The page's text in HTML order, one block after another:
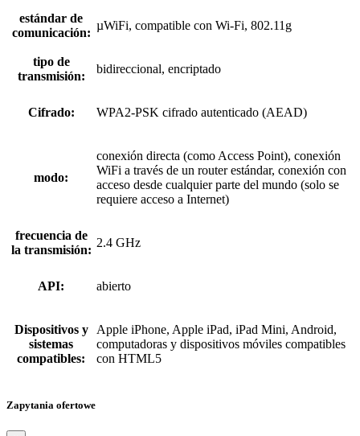
estándar de
comunicación:
µWiFi, compatible con Wi-Fi, 802.11g
tipo de
transmisión:
bidireccional, encriptado
Cifrado: WPA2-PSK cifrado autenticado (AEAD)
modo:
conexión directa (como Access Point), conexión
WiFi a través de un router estándar, conexión con
acceso desde cualquier parte del mundo (solo se
requiere acceso a Internet)
frecuencia de
la transmisión:
2.4 GHz
API: abierto
Dispositivos y
sistemas
compatibles:
Apple iPhone, Apple iPad, iPad Mini, Android,
computadoras y dispositivos móviles compatibles
con HTML5
Zapytania ofertowe